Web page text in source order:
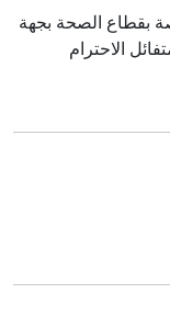
بقطاع الصحة بجهة
الاحترام